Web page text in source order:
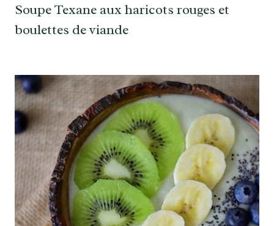
Soupe Texane aux haricots rouges et
boulettes de viande